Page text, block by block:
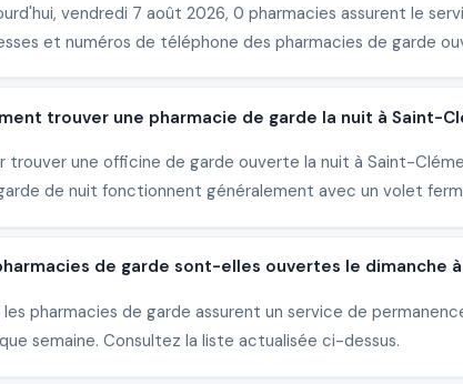
vendredi 7 août 2026, 0 pharmacies assurent le
et numéros de téléphone des pharmacies de garde
trouver une pharmacie de garde la nuit à Saint-
trouver une officine de garde ouverte la nuit à Saint-
de nuit fonctionnent généralement avec un volet
de garde sont-elles ouvertes le dimanche
les pharmacies de garde assurent un service de
semaine. Consultez la liste actualisée ci-dessus.